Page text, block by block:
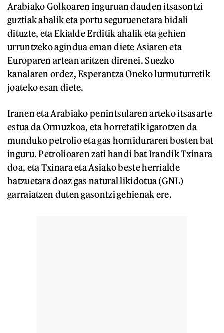
Arabiako Golkoaren inguruan dauden itsasontzi
guztiak ahalik eta portu seguruenetara bidali
dituzte, eta Ekialde Erditik ahalik eta gehien
urruntzeko agindua eman diete Asiaren eta
Europaren artean aritzen direnei. Suezko
kanalaren ordez, Esperantza Oneko lurmuturretik
joateko esan diete.
Iranen eta Arabiako penintsularen arteko itsasarte
estua da Ormuzkoa, eta horretatik igarotzen da
munduko petrolio eta gas horniduraren bosten bat
inguru. Petrolioaren zati handi bat Irandik Txinara
doa, eta Txinara eta Asiako beste herrialde
batzuetara doaz gas natural likidotua (GNL)
garraiatzen duten gasontzi gehienak ere.